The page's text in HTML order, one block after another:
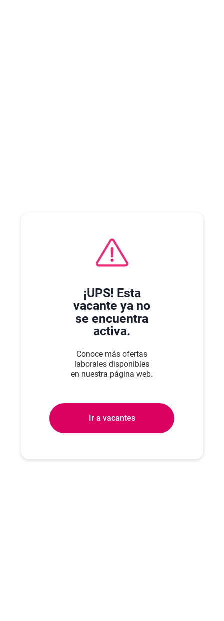
¡UPS! Esta
vacante ya no
se encuentra
activa.
Conoce más ofertas
laborales disponibles
en nuestra página web.
Ir a vacantes